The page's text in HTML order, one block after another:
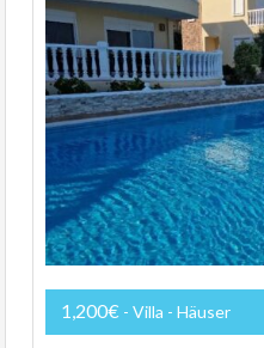
1,200€ - Villa - Häuser